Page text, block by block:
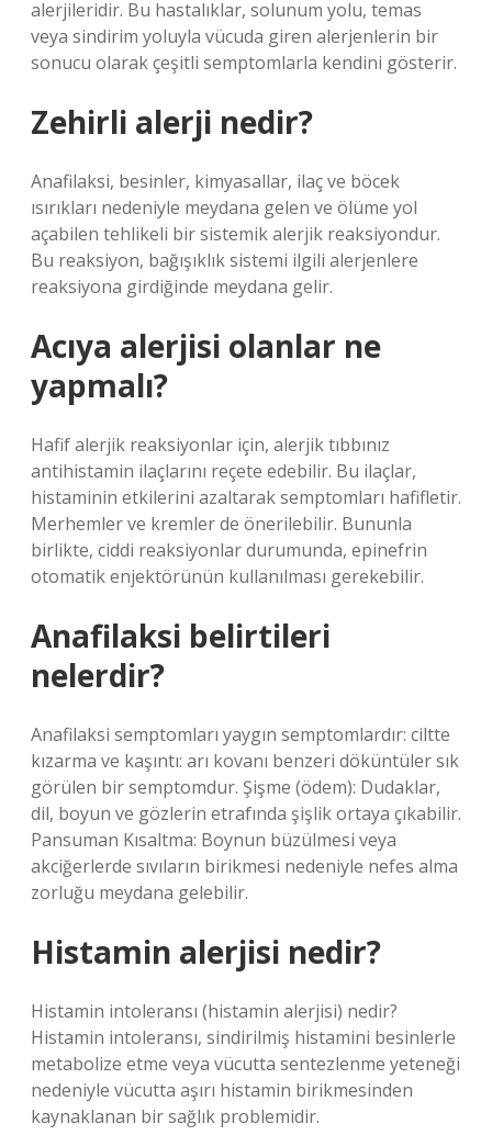
alerjileridir. Bu hastalıklar, solunum yolu, temas
veya sindirim yoluyla vücuda giren alerjenlerin bir
sonucu olarak çeşitli semptomlarla kendini gösterir.
Zehirli alerji nedir?
Anafilaksi, besinler, kimyasallar, ilaç ve böcek
ısırıkları nedeniyle meydana gelen ve ölüme yol
açabilen tehlikeli bir sistemik alerjik reaksiyondur.
Bu reaksiyon, bağışıklık sistemi ilgili alerjenlere
reaksiyona girdiğinde meydana gelir.
Acıya alerjisi olanlar ne
yapmalı?
Hafif alerjik reaksiyonlar için, alerjik tıbbınız
antihistamin ilaçlarını reçete edebilir. Bu ilaçlar,
histaminin etkilerini azaltarak semptomları hafifletir.
Merhemler ve kremler de önerilebilir. Bununla
birlikte, ciddi reaksiyonlar durumunda, epinefrin
otomatik enjektörünün kullanılması gerekebilir.
Anafilaksi belirtileri
nelerdir?
Anafilaksi semptomları yaygın semptomlardır: ciltte
kızarma ve kaşıntı: arı kovanı benzeri döküntüler sık
​​görülen bir semptomdur. Şişme (ödem): Dudaklar,
dil, boyun ve gözlerin etrafında şişlik ortaya çıkabilir.
Pansuman Kısaltma: Boynun büzülmesi veya
akciğerlerde sıvıların birikmesi nedeniyle nefes alma
zorluğu meydana gelebilir.
Histamin alerjisi nedir?
Histamin intoleransı (histamin alerjisi) nedir?
Histamin intoleransı, sindirilmiş histamini besinlerle
metabolize etme veya vücutta sentezlenme yeteneği
nedeniyle vücutta aşırı histamin birikmesinden
kaynaklanan bir sağlık problemidir.